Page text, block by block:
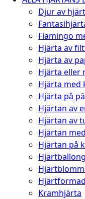
Djur av
Flamingo
Hjärta av
Hjärta av
Hjärta eller
Hjärta med
Hjärta på
Hjärtan av
Hjärtan av
Hjärtan
Hjärtan på
Kramhjärta